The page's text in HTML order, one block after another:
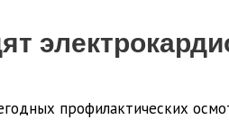
профилактических